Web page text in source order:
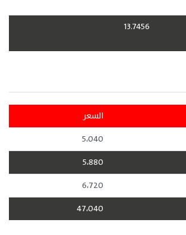
13.7456
السعر
5،040
5،880
6،720
47،040